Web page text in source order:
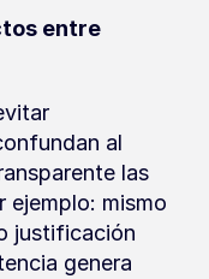
entre
al
las
ejemplo: mismo
justificación
genera